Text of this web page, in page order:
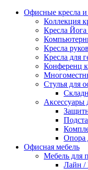
Офисные кресла и
Коллекция
Кресла
Кресла
Кресла для
Конференц
Стулья для
Аксессуары
Опора
Офисная мебель
Мебель для
Лайн /